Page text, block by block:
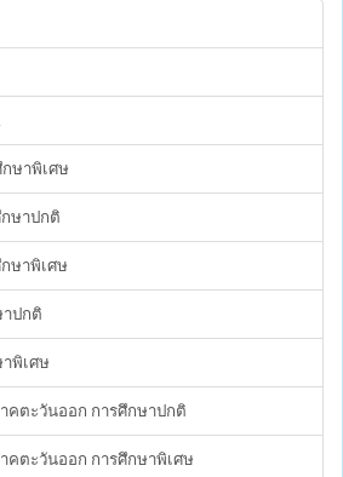
ษาพิเศษ
ษาปกติ
ษาพิเศษ
ปกติ
พิเศษ
คตะวันออก การศึกษาปกติ
คตะวันออก การศึกษาพิเศษ